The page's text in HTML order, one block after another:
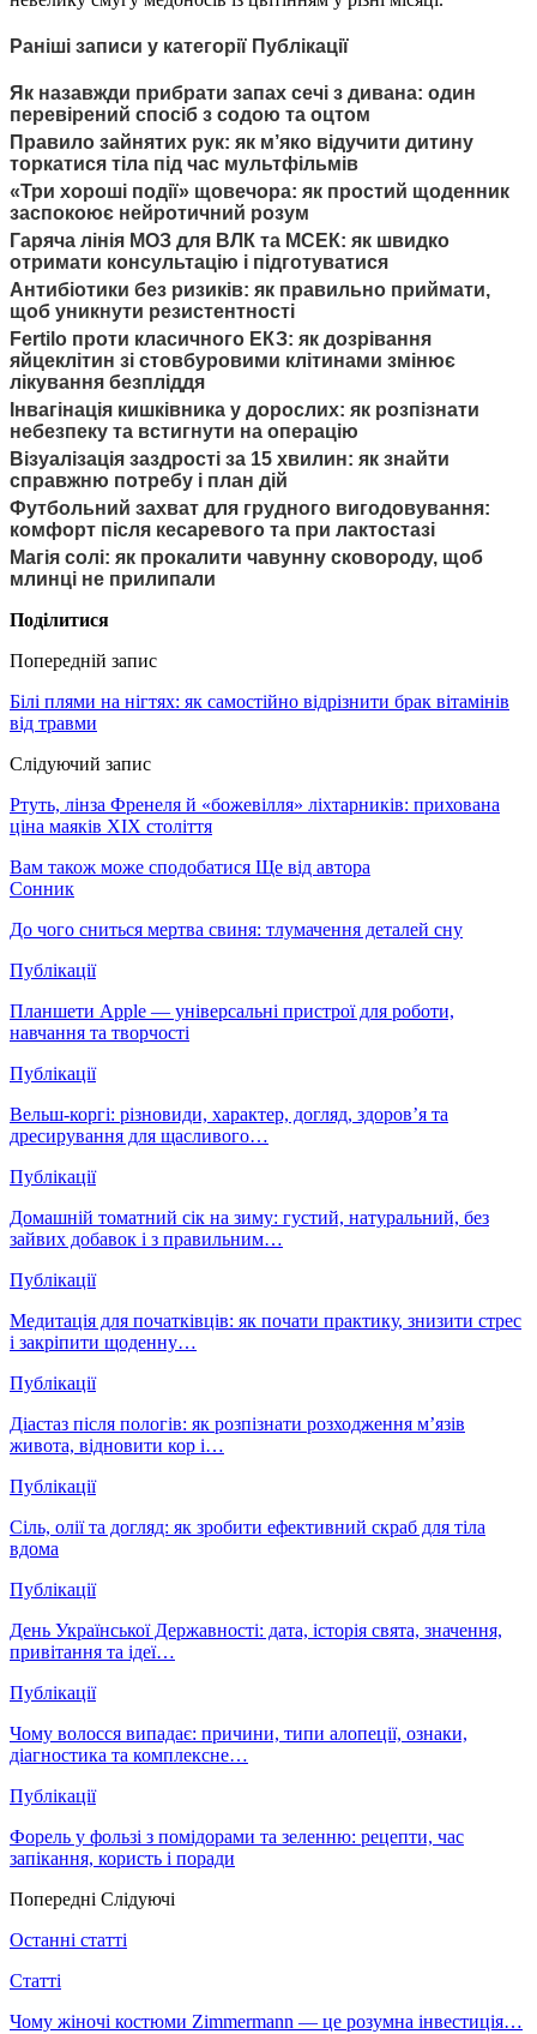
Раніші записи у категорії Публікації
Як назавжди прибрати запах сечі з дивана: один
перевірений спосіб з содою та оцтом
Правило зайнятих рук: як м’яко відучити дитину
торкатися тіла під час мультфільмів
«Три хороші події» щовечора: як простий щоденник
заспокоює нейротичний розум
Гаряча лінія МОЗ для ВЛК та МСЕК: як швидко
отримати консультацію і підготуватися
Антибіотики без ризиків: як правильно приймати,
щоб уникнути резистентності
Fertilo проти класичного ЕКЗ: як дозрівання
яйцеклітин зі стовбуровими клітинами змінює
лікування безпліддя
Інвагінація кишківника у дорослих: як розпізнати
небезпеку та встигнути на операцію
Візуалізація заздрості за 15 хвилин: як знайти
справжню потребу і план дій
Футбольний захват для грудного вигодовування:
комфорт після кесаревого та при лактостазі
Магія солі: як прокалити чавунну сковороду, щоб
млинці не прилипали
Поділитися
Попередній запис
Білі плями на нігтях: як самостійно відрізнити брак вітамінів
від травми
Слідуючий запис
Ртуть, лінза Френеля й «божевілля» ліхтарників: прихована
ціна маяків XIX століття
Вам також може сподобатися Ще від автора
Сонник
До чого сниться мертва свиня: тлумачення деталей сну
Публікації
Планшети Apple — універсальні пристрої для роботи,
навчання та творчості
Публікації
Вельш-коргі: різновиди, характер, догляд, здоров’я та
дресирування для щасливого…
Публікації
Домашній томатний сік на зиму: густий, натуральний, без
зайвих добавок і з правильним…
Публікації
Медитація для початківців: як почати практику, знизити стрес
і закріпити щоденну…
Публікації
Діастаз після пологів: як розпізнати розходження м’язів
живота, відновити кор і…
Публікації
Сіль, олії та догляд: як зробити ефективний скраб для тіла
вдома
Публікації
День Української Державності: дата, історія свята, значення,
привітання та ідеї…
Публікації
Чому волосся випадає: причини, типи алопеції, ознаки,
діагностика та комплексне…
Публікації
Форель у фользі з помідорами та зеленню: рецепти, час
запікання, користь і поради
Попередні Слідуючі
Останні статті
Статті
Чому жіночі костюми Zimmermann — це розумна інвестиція…